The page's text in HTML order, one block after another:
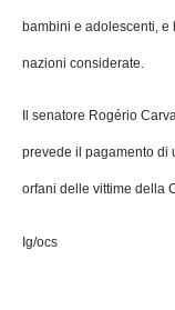
bambini e adolescenti, e
nazioni considerate.
Il senatore Rogério
prevede il pagamento di
orfani delle vittime della
Ig/ocs